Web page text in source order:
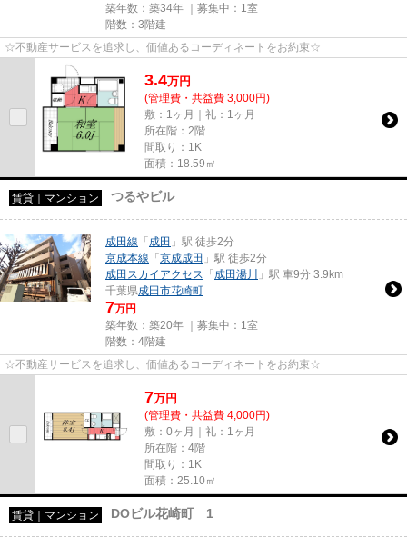
築年数：築34年 ｜募集中： 1室
階数：3階建
☆不動産サービスを追求し、価値あるコーディネートをお約束☆
3.4万円
(管理費・共益費 3,000円)
敷：1ヶ月｜礼：1ヶ月
所在階：2階
間取り：1K
面積：18.59㎡
賃貸｜マンション つるやビル
成田線 「成田 」駅 徒歩2分
京成本線 「京成成田 」駅 徒歩2分
成田スカイアクセス
「成田湯川
」駅 車9分 3.9km
千葉県成田市花崎町
7万円
築年数：築20年 ｜募集中： 1室
階数：4階建
☆不動産サービスを追求し、価値あるコーディネートをお約束☆
7万円
(管理費・共益費 4,000円)
敷：0ヶ月｜礼：1ヶ月
所在階：4階
間取り：1K
面積：25.10㎡
賃貸｜マンション DOビル花崎町 1